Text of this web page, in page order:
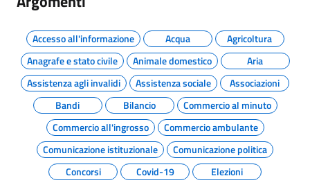
Accesso all'informazione Acqua
Agricoltura
Anagrafe e stato civile
Animale domestico
Aria
Assistenza agli invalidi
Assistenza sociale
Associazioni
Bandi
Bilancio
Commercio al minuto
Commercio all'ingrosso
Commercio ambulante
Comunicazione istituzionale
Comunicazione politica
Concorsi
Covid-19 Elezioni